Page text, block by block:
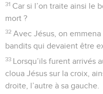
31 Car si l’on traite ainsi le
mort ?
32 Avec Jésus, on
bandits qui devaient être
33 Lorsqu’ils furent arrivés
cloua Jésus sur la croix,
droite, l’autre à sa gauche.